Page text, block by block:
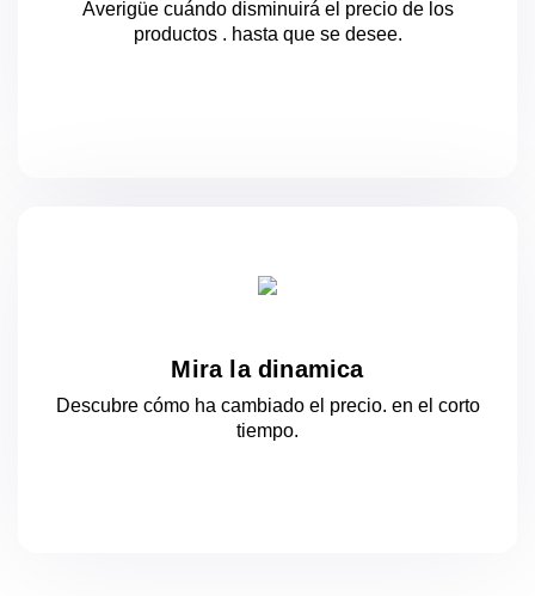
Averigüe cuándo disminuirá el precio de los
productos . hasta que se desee.
Mira la dinamica
Descubre cómo ha cambiado el precio. en el corto
tiempo.